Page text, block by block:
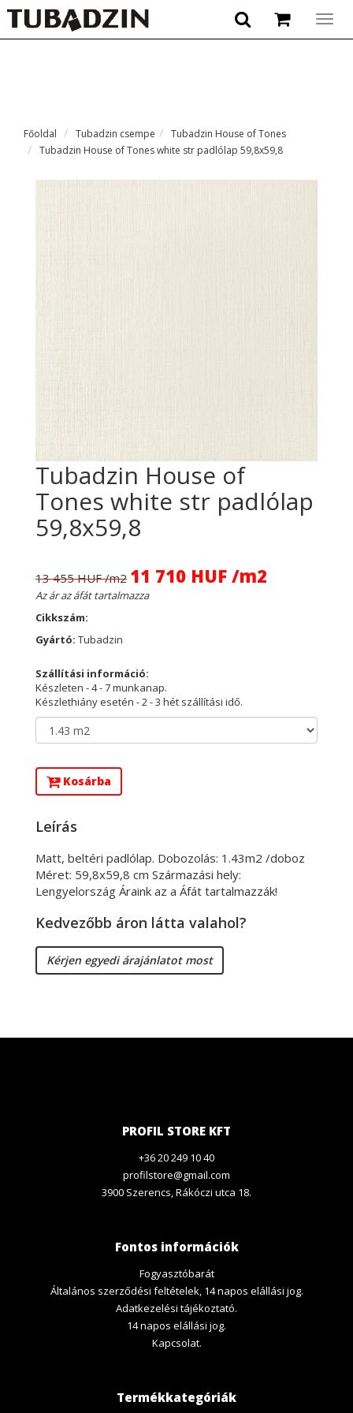
Főoldal Tubadzin csempe
Tubadzin House of Tones
Tubadzin House of Tones white str padlólap 59,8x59,8
Tubadzin House of
Tones white str padlólap
59,8x59,8
13 455 HUF /m2 11 710 HUF /m2
Az ár az áfát tartalmazza
Cikkszám:
Gyártó: Tubadzin
Szállítási információ:
Készleten - 4 - 7 munkanap.
Készlethiány esetén - 2 - 3 hét szállítási idő.
Kosárba
Leírás
Matt, beltéri padlólap. Dobozolás: 1.43m2 /doboz
Méret: 59,8x59,8 cm Származási hely:
Lengyelország Áraink az a Áfát tartalmazzák!
Kedvezőbb áron látta valahol?
Kérjen egyedi árajánlatot most
PROFIL STORE KFT
+36 20 249 10 40
profilstore@gmail.com
3900 Szerencs, Rákóczi utca 18.
Fontos információk
Fogyasztóbarát
Általános szerződési feltételek, 14 napos elállási jog.
Adatkezelési tájékoztató.
14 napos elállási jog.
Kapcsolat.
Termékkategóriák